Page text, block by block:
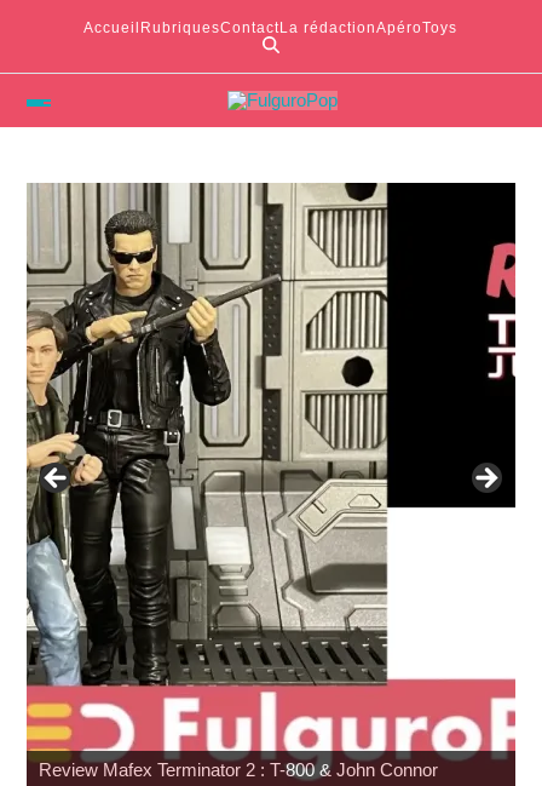
Accueil RubriquesContactLa rédactionApéroToys
& John Connor SDCC 2026 : Toutes les infos